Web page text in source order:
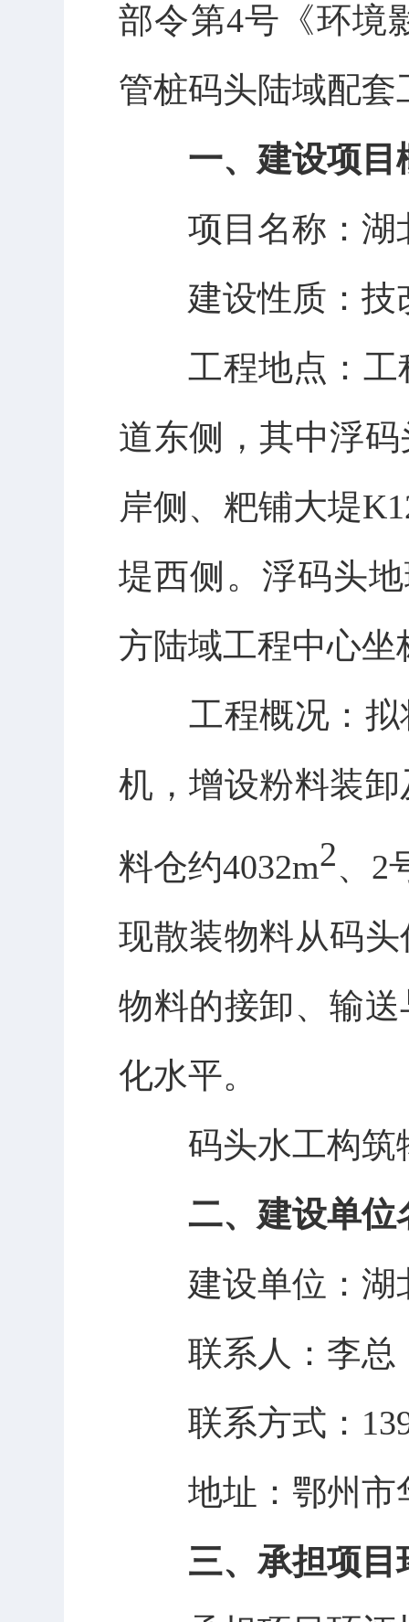
部令第4号《环境
管桩码头陆域配套
一、建设项目
项目名称： 湖
建设性质：技
工程地点： 工
道东侧，其中浮
岸侧、粑铺大堤
堤西侧。浮码头
方陆域工程中心坐
工程概况： 拟
机，增设粉料装卸
料仓约4032m2、 2
现散装物料从码
物料的接卸、输
化水平。
码头水工构筑
二、建设单位
建设单位：湖
联系人： 李总
联系方式 ：
地址：鄂州市
三、承担项目